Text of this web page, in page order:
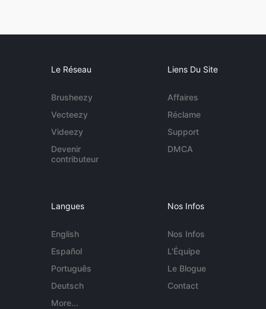
Le Réseau
Brusheezy
Vecteezy
Videezy
Devenir
contributeur
Liens Du Site
Affaires
Réclame
Support
DMCA
Langues
English
Español
Português
Deutsch
More...
Nos Infos
Nos Infos
L'Équipe
Le Blogue
Contact